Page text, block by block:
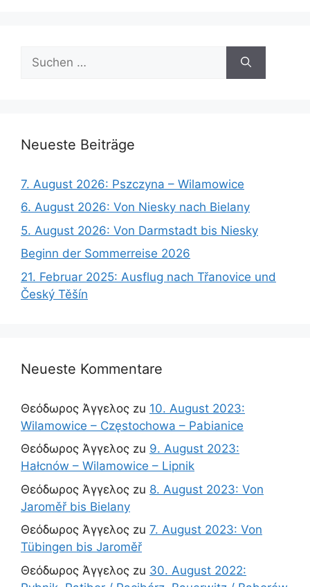
nach:
Neueste Beiträge
7. August 2026: Pszczyna – Wilamowice
6. August 2026: Von Niesky nach Bielany
5. August 2026: Von Darmstadt bis Niesky
Beginn der Sommerreise 2026
21. Februar 2025: Ausflug nach Třanovice und
Český Těšín
Neueste Kommentare
Θεόδωρος Άγγελος zu 10. August 2023:
Wilamowice – Częstochowa – Pabianice
Θεόδωρος Άγγελος zu 9. August 2023:
Hałcnów – Wilamowice – Lipnik
Θεόδωρος Άγγελος zu 8. August 2023: Von
Jaroměř bis Bielany
Θεόδωρος Άγγελος zu 7. August 2023: Von
Tübingen bis Jaroměř
Θεόδωρος Άγγελος zu 30. August 2022: